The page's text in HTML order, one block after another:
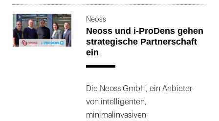
Neoss
Neoss und i-ProDens gehen
strategische Partnerschaft
ein
Die Neoss GmbH, ein Anbieter
von intelligenten,
minimalinvasiven